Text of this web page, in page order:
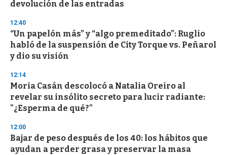
n
devolución de las entradas
12:40
“Un papelón más” y “algo premeditado”: Ruglio
habló de la suspensión de City Torque vs. Peñarol
y dio su visión
12:14
Moria Casán descolocó a Natalia Oreiro al
revelar su insólito secreto para lucir radiante:
"¿Esperma de qué?"
12:00
Bajar de peso después de los 40: los hábitos que
ayudan a perder grasa y preservar la masa